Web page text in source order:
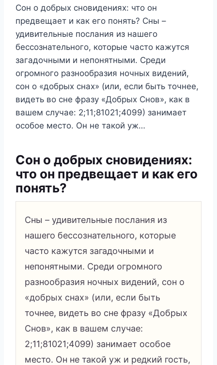
Сон о добрых сновидениях: что он
предвещает и как его понять? Сны –
удивительные послания из нашего
бессознательного, которые часто кажутся
загадочными и непонятными. Среди
огромного разнообразия ночных видений,
сон о «добрых снах» (или, если быть точнее,
видеть во сне фразу «Добрых Снов», как в
вашем случае: 2;11;81021;4099) занимает
особое место. Он не такой уж…
Сон о добрых сновидениях:
что он предвещает и как его
понять?
Сны – удивительные послания из
нашего бессознательного, которые
часто кажутся загадочными и
непонятными. Среди огромного
разнообразия ночных видений, сон о
«добрых снах» (или, если быть
точнее, видеть во сне фразу «Добрых
Снов», как в вашем случае:
2;11;81021;4099) занимает особое
место. Он не такой уж и редкий гость,